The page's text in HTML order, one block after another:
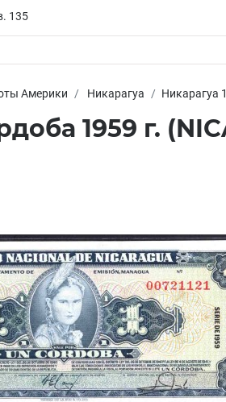
135
Америки Никарагуа Никарагуа
1959 г.